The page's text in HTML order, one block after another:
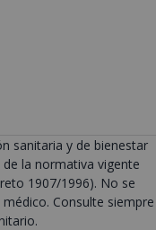
sanitaria y de bienestar
la normativa vigente
1907/1996). No se
Consulte siempre